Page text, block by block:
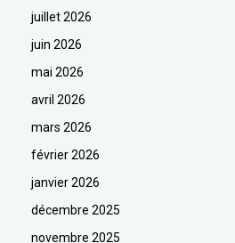
juillet 2026
juin 2026
mai 2026
avril 2026
mars 2026
février 2026
janvier 2026
décembre 2025
novembre 2025